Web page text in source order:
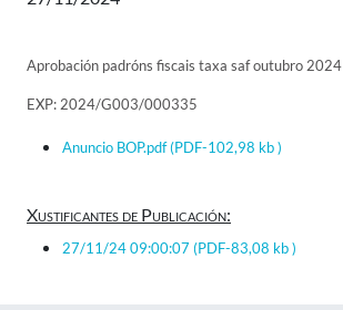
Aprobación padróns fiscais taxa saf outubro 2024
EXP: 2024/G003/000335
Anuncio BOP.pdf(PDF-102,98 kb )
Xustificantes de Publicación:
27/11/24 09:00:07 (PDF-83,08 kb )